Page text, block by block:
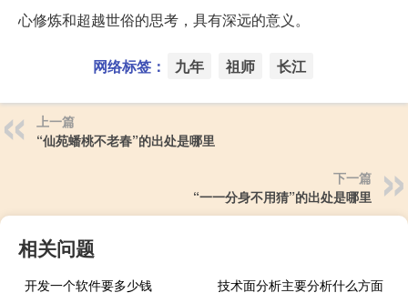
心修炼和超越世俗的思考，具有深远的意义。
网络标签： 九年 祖师 长江
上一篇
“仙苑蟠桃不老春”的出处是哪里
下一篇
“一一分身不用猜”的出处是哪里
相关问题
开发一个软件要多少钱
技术面分析主要分析什么方面